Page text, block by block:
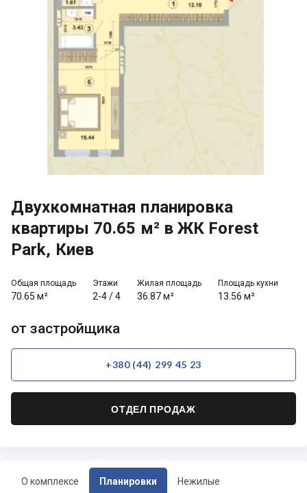
О комплексе Планировки Нежилые
Двухкомнатная планировка
квартиры 70.65 м² в ЖК Forest
Park, Киев
Общая площадь
70.65 м²
Этажи
2-4/4
Жилая площадь
36.87 м²
Площадь кухни
13.56 м²
от застройщика
+380 (44) 299 45 23
ОТДЕЛ ПРОДАЖ